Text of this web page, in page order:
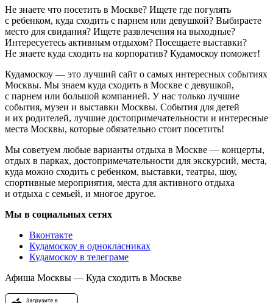
Не знаете что посетить в Москве? Ищете где погулять
с ребенком, куда сходить с парнем или девушкой? Выбираете
место для свидания? Ищете развлечения на выходные?
Интересуетесь активным отдыхом? Посещаете выставки?
Не знаете куда сходить на корпоратив? Кудамоскоу поможет!
Кудамоскоу — это лучший сайт о самых интересных событиях
Москвы. Мы знаем куда сходить в Москве с девушкой,
с парнем или большой компанией. У нас только лучшие
события, музеи и выставки Москвы. События для детей
и их родителей, лучшие достопримечательности и интересные
места Москвы, которые обязательно стоит посетить!
Мы советуем любые варианты отдыха в Москве — концерты,
отдых в парках, достопримечательности для экскурсий, места,
куда можно сходить с ребенком, выставки, театры, шоу,
спортивные мероприятия, места для активного отдыха
и отдыха с семьей, и многое другое.
Мы в социальных сетях
Вконтакте
Кудамоскоу в однокласниках
Кудамоскоу в телеграме
Афиша Москвы — Куда сходить в Москве